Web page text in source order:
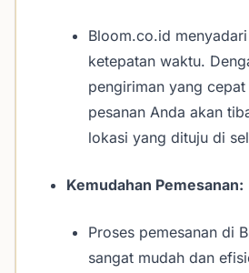
Bloom.co.id
ketepatan waktu.
pengiriman yang
pesanan Anda akan
lokasi yang dituju di
Kemudahan Pemesanan:
Proses pemesanan di
sangat mudah dan